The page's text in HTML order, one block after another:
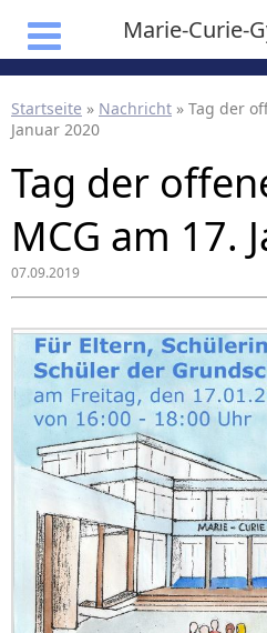
Marie-Curie-
Startseite » Nachricht » Tag der
Januar 2020
Tag der
MCG am 17.
07.09.2019